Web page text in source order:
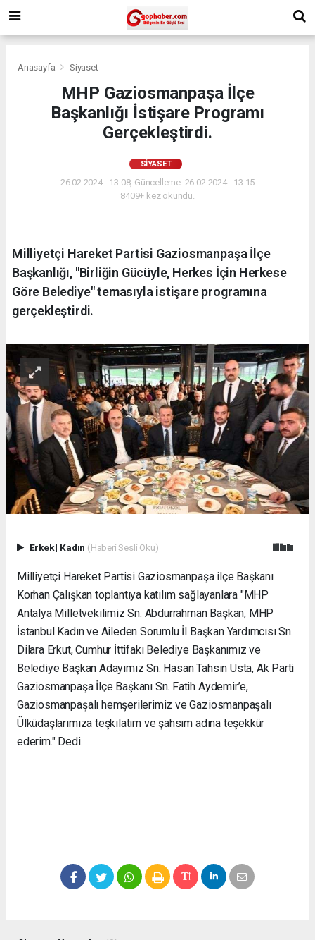
Anasayfa Siyaset
MHP Gaziosmanpaşa İlçe
Başkanlığı İstişare Programı
Gerçekleştirdi.
SIYASET
26.02.2024 - 13:08, Güncelleme: 26.02.2024 - 13:15
8409+ kez okundu.
Milliyetçi Hareket Partisi Gaziosmanpaşa İlçe
Başkanlığı, "Birliğin Gücüyle, Herkes İçin Herkese
Göre Belediye" temasıyla istişare programına
gerçekleştirdi.
Erkek| Kadın (Haberi Sesli Oku)
Milliyetçi Hareket Partisi Gaziosmanpaşa ilçe Başkanı
Korhan Çalışkan toplantıya katılım sağlayanlara "MHP
Antalya Milletvekilimiz Sn. Abdurrahman Başkan, MHP
İstanbul Kadın ve Aileden Sorumlu İl Başkan Yardımcısı Sn.
Dilara Erkut, Cumhur İttifakı Belediye Başkanımız ve
Belediye Başkan Adayımız Sn. Hasan Tahsin Usta, Ak Parti
Gaziosmanpaşa İlçe Başkanı Sn. Fatih Aydemir’e,
Gaziosmanpaşalı hemşerilerimiz ve Gaziosmanpaşalı
Ülküdaşlarımıza teşkilatım ve şahsım adına teşekkür
ederim." Dedi.